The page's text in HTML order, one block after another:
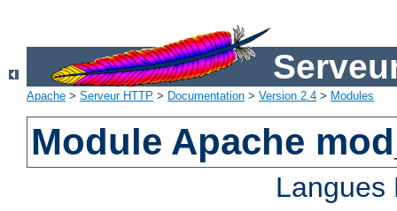
Apache > Serveur HTTP > Documentation > Version 2.4 > Modules
Module Apache